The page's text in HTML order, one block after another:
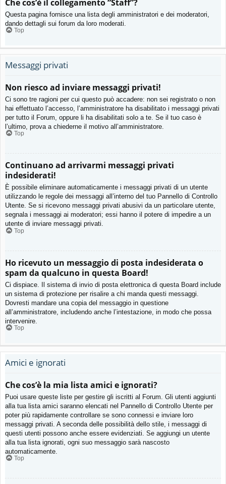
Che cos’è il collegamento “Staff”?
Questa pagina fornisce una lista degli amministratori e dei moderatori,
dando dettagli sui forum da loro moderati.
Top
Messaggi privati
Non riesco ad inviare messaggi privati!
Ci sono tre ragioni per cui questo può accadere: non sei registrato o non
hai effettuato l’accesso, l’amministratore ha disabilitato i messaggi privati
per tutto il Forum, oppure li ha disabilitati solo a te. Se il tuo caso è
l’ultimo, prova a chiederne il motivo all’amministratore.
Top
Continuano ad arrivarmi messaggi privati
indesiderati!
È possibile eliminare automaticamente i messaggi privati ​​di un utente
utilizzando le regole dei messaggi all’interno del tuo Pannello di Controllo
Utente. Se si ricevono messaggi privati ​​abusivi da un particolare utente,
segnala i messaggi ai moderatori; essi hanno il potere di impedire a un
utente di inviare messaggi privati​​.
Top
Ho ricevuto un messaggio di posta indesiderata o
spam da qualcuno in questa Board!
Ci dispiace. Il sistema di invio di posta elettronica di questa Board include
un sistema di protezione per risalire a chi manda questi messaggi.
Dovresti mandare una copia del messaggio in questione
all’amministratore, includendo anche l’intestazione, in modo che possa
intervenire.
Top
Amici e ignorati
Che cos’è la mia lista amici e ignorati?
Puoi usare queste liste per gestire gli iscritti al Forum. Gli utenti aggiunti
alla tua lista amici saranno elencati nel Pannello di Controllo Utente per
poter più rapidamente controllare se sono connessi e inviare loro
messaggi privati. A seconda delle possibilità dello stile, i messaggi di
questi utenti possono anche essere evidenziati. Se aggiungi un utente
alla tua lista ignorati, ogni suo messaggio sarà nascosto
automaticamente.
Top